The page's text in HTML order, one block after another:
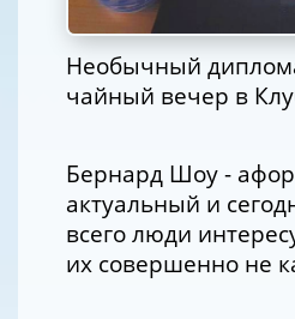
Необычный
чайный вечер в
Бернард Шоу -
актуальный и
всего люди
их совершенно не